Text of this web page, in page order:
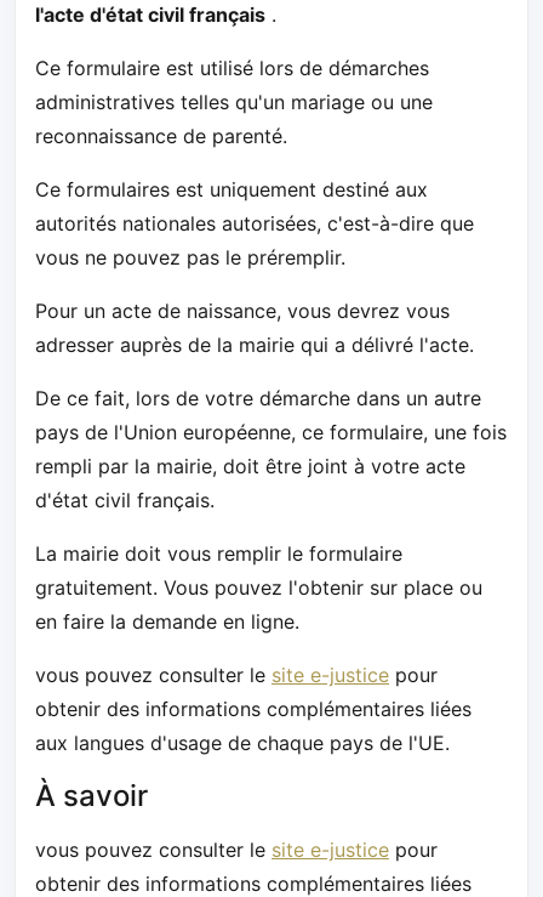
l'acte d'état civil français .
Ce formulaire est utilisé lors de démarches
administratives telles qu'un mariage ou une
reconnaissance de parenté.
Ce formulaires est uniquement destiné aux
autorités nationales autorisées, c'est-à-dire que
vous ne pouvez pas le préremplir.
Pour un acte de naissance, vous devrez vous
adresser auprès de la mairie qui a délivré l'acte.
De ce fait, lors de votre démarche dans un autre
pays de l'Union européenne, ce formulaire, une fois
rempli par la mairie, doit être joint à votre acte
d'état civil français.
La mairie doit vous remplir le formulaire
gratuitement. Vous pouvez l'obtenir sur place ou
en faire la demande en ligne.
vous pouvez consulter le site e-justice pour
obtenir des informations complémentaires liées
aux langues d'usage de chaque pays de l'UE.
À savoir
vous pouvez consulter le site e-justice pour
obtenir des informations complémentaires liées